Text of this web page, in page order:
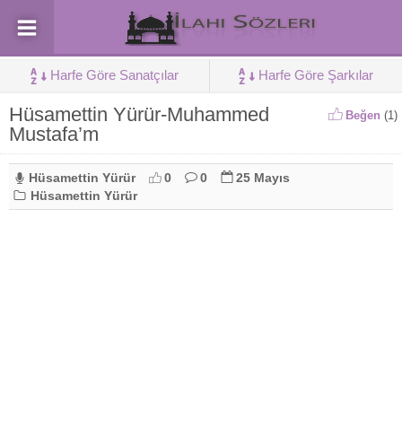
Harfe Göre Sanatçılar Harfe Göre Şarkılar
Hüsamettin Yürür-Muhammed
Mustafa’m
Beğen (1)
Hüsamettin Yürür 0 0
25 Mayıs
Hüsamettin Yürür